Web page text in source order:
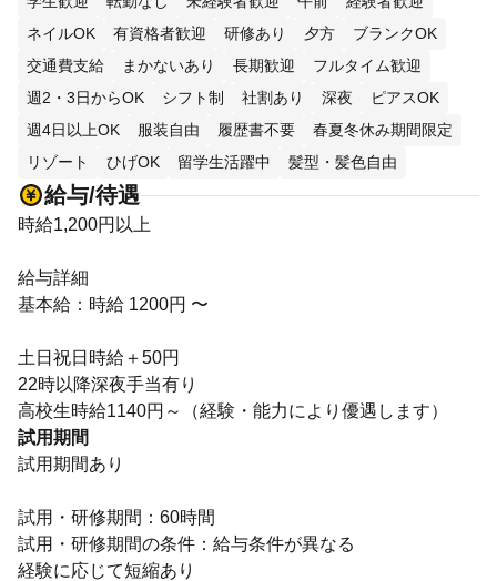
ネイルOK
有資格者歓迎 研修あり 夕方
ブランクOK
交通費支給
まかないあり 長期歓迎
フルタイム歓迎
週2・3日からOK
シフト制 社割あり 深夜
ピアスOK
週4日以上OK
服装自由 履歴書不要
春夏冬休み期間限定
リゾート
ひげOK 留学生活躍中 髪型・髪色自由
給与/待遇
時給1,200円以上
給与詳細
基本給：時給 1200円 〜
土日祝日時給＋50円
22時以降深夜手当有り
高校生時給1140円～（経験・能力により優遇します）
試用期間
試用期間あり
試用・研修期間：60時間
試用・研修期間の条件：給与条件が異なる
経験に応じて短縮あり